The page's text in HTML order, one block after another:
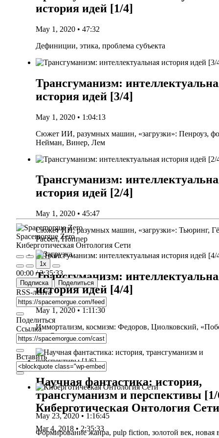
история идей [1/4]
May 1, 2020 • 47:32
Дефи­ни­ции, эти­ка, про­бле­ма субъекта
Трансгуманизм:
история идей [3/4]
May 1, 2020 • 1:04:13
Сюжет ИИ, разум­ных машин, «загруз­ки»: Пен­ро­уз,
Ней­ман, Винер, Лем
Трансгуманизм:
история идей [2/4]
May 1, 2020 • 45:47
Сюжет ИИ, разум­ных машин, «загруз­ки»: Тью­ринг,
Рас­сел, Поппер
Трансгуманизм:
история идей [4/4]
May 1, 2020 • 1:11:30
Иммор­та­лизм, кос­мизм: Федо­ров, Циол­ков­ский,
над Солнцем»
Научная фантастика: история,
трансгуманизм и перспективы
May 23, 2020 • 1:16:45
Фор­ми­ро­ва­ние жан­ра, pulp fiction, золо­той век, новая
Spacemorgue Zero
Кибер­го­ти­че­ская Онто­ло­гия Сети
Play
Episode
Pause
Episode
Mute/Unmute
Episode
Rewind
10
Seconds
1x
Fast
Forward
30
seconds
00:00 / 2:35:33
Подписка Поделиться
RSS-лен­та
Поделиться
Ссылка
Вставить
Киберготическая Онтология Сети
Mar 4, 2018 • 2:35:33